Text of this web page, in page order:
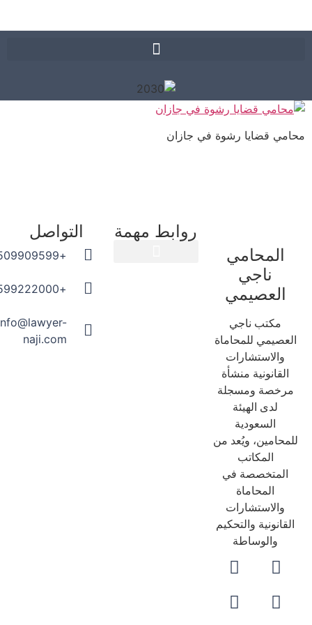
قضايا رشوة في جازان
المحامي
ناجي
العصيمي
مكتب ناجي
للمحاماة
والاستشارات
منشأة
ومسجلة
لدى الهيئة
السعودية
ويُعد من
المكاتب
المتخصصة في
المحاماة
والاستشارات
والتحكيم
والوساطة
روابط مهمة التواصل
info@lawyer-
naji.com